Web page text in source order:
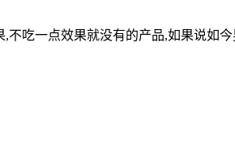
吃一点效果就没有的产品,如果说如